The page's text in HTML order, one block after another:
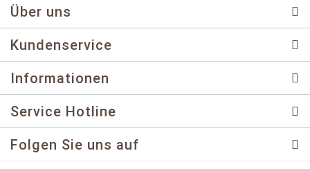
Über uns
Kundenservice
Informationen
Service Hotline
Folgen Sie uns auf